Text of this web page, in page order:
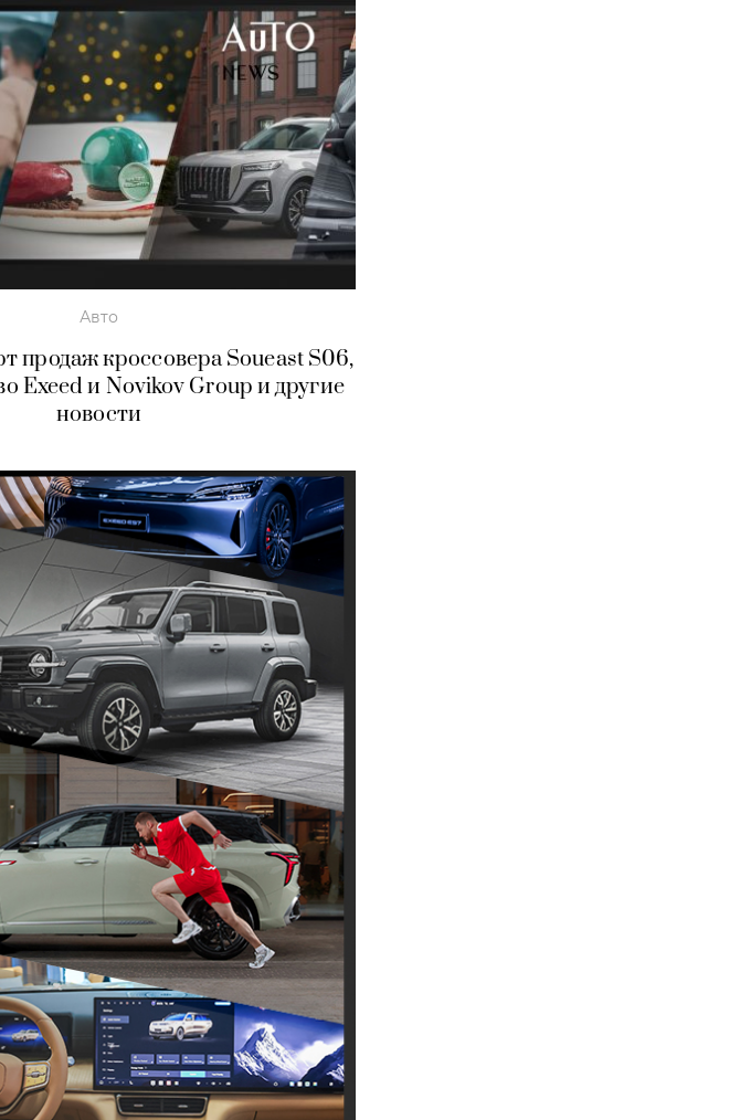
Авто
продаж кроссовера Soueast S06,
Exeed и Novikov Group и другие
новости